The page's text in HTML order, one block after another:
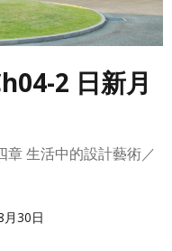
2 日新月
章 生活中的設計藝術／
月30日